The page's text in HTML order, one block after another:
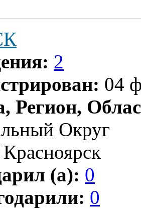
2
04
Регион,
Округ
Красноярск
(а): 0
0